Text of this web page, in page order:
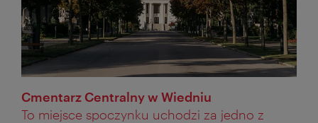
Cmentarz Centralny w Wiedniu
To miejsce spoczynku uchodzi za jedno z